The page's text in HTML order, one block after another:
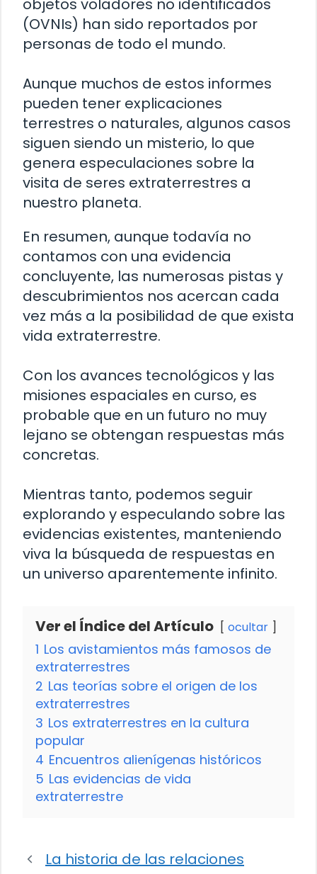
objetos voladores no identificados
(OVNIs) han sido reportados por
personas de todo el mundo.
Aunque muchos de estos informes
pueden tener explicaciones
terrestres o naturales, algunos casos
siguen siendo un misterio, lo que
genera especulaciones sobre la
visita de seres extraterrestres a
nuestro planeta.
En resumen, aunque todavía no
contamos con una evidencia
concluyente, las numerosas pistas y
descubrimientos nos acercan cada
vez más a la posibilidad de que exista
vida extraterrestre.
Con los avances tecnológicos y las
misiones espaciales en curso, es
probable que en un futuro no muy
lejano se obtengan respuestas más
concretas.
Mientras tanto, podemos seguir
explorando y especulando sobre las
evidencias existentes, manteniendo
viva la búsqueda de respuestas en
un universo aparentemente infinito.
Ver el Índice del Artículo ocultar
1 Los avistamientos más famosos de
extraterrestres
2 Las teorías sobre el origen de los
extraterrestres
3 Los extraterrestres en la cultura
popular
4 Encuentros alienígenas históricos
5 Las evidencias de vida
extraterrestre
La historia de las relaciones